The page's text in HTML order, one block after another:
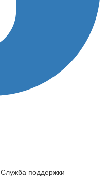
Служба поддержки